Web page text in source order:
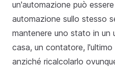
un'automazione può
automazione sullo stesso
mantenere uno stato in
casa, un contatore,
anziché ricalcolarlo